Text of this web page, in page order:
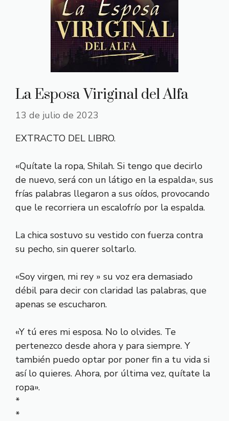
La Esposa Viriginal del Alfa
13 de julio de 2023
EXTRACTO DEL LIBRO.
«Quítate la ropa, Shilah. Si tengo que decirlo
de nuevo, será con un látigo en la espalda», sus
frías palabras llegaron a sus oídos, provocando
que le recorriera un escalofrío por la espalda.
La chica sostuvo su vestido con fuerza contra
su pecho, sin querer soltarlo.
«Soy virgen, mi rey » su voz era demasiado
débil para decir con claridad las palabras, que
apenas se escucharon.
«Y tú eres mi esposa. No lo olvides. Te
pertenezco desde ahora y para siempre. Y
también puedo optar por poner fin a tu vida si
así lo quieres. Ahora, por última vez, quítate la
ropa».
*
*